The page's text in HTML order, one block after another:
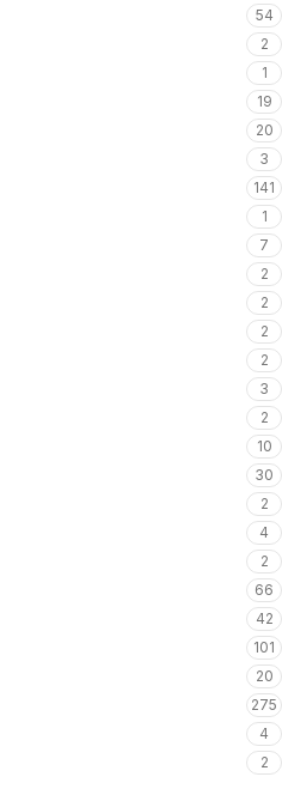
54
2
1
19
20
3
141
1
7
2
2
2
2
3
2
10
30
2
4
2
66
42
101
20
275
4
2